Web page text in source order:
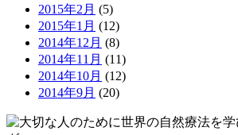
2015年2月 (5)
2015年1月 (12)
2014年12月 (8)
2014年11月 (11)
2014年10月 (12)
2014年9月 (20)